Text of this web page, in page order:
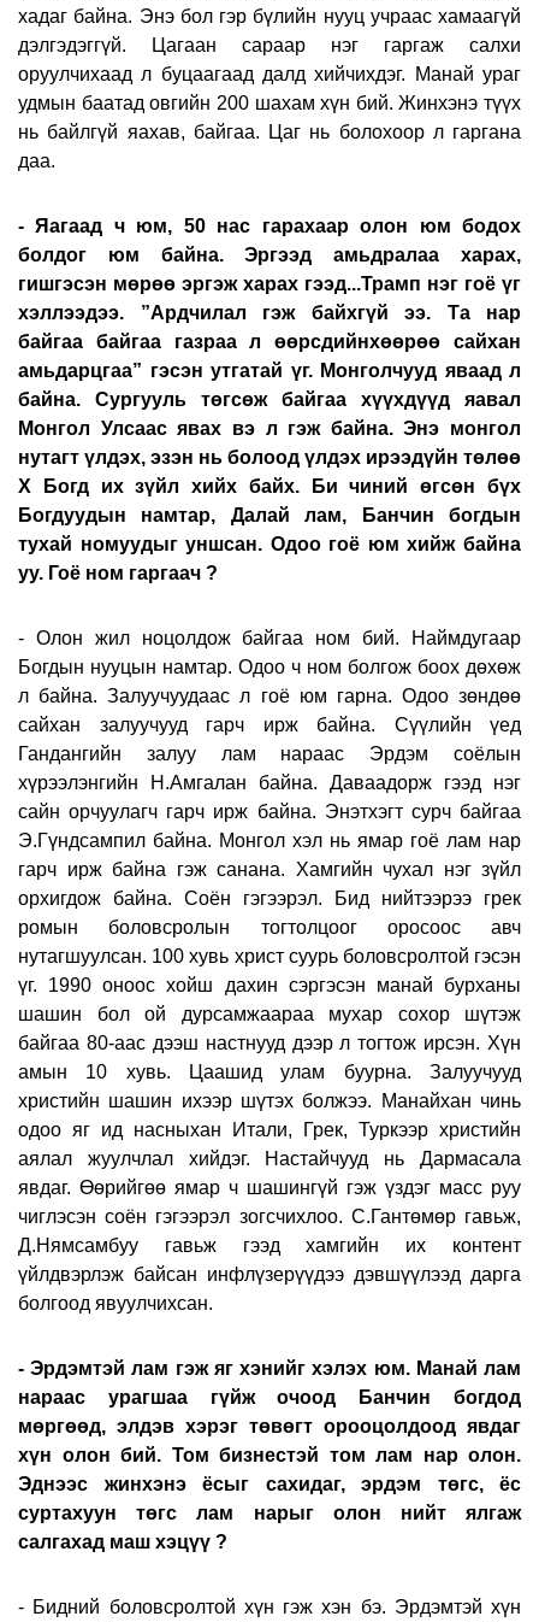
хадаг байна. Энэ бол гэр бүлийн нууц учраас хамаагүй
дэлгэдэггүй. Цагаан сараар нэг гаргаж салхи
оруулчихаад л буцаагаад далд хийчихдэг. Манай ураг
удмын баатад овгийн 200 шахам хүн бий. Жинхэнэ түүх
нь байлгүй яахав, байгаа. Цаг нь болохоор л гаргана
даа.
- Яагаад ч юм, 50 нас гарахаар олон юм бодох
болдог юм байна. Эргээд амьдралаа харах,
гишгэсэн мөрөө эргэж харах гээд...Трамп нэг гоё үг
хэллээдээ. ”Ардчилал гэж байхгүй ээ. Та нар
байгаа байгаа газраа л өөрсдийнхөөрөө сайхан
амьдарцгаа” гэсэн утгатай үг. Монголчууд яваад л
байна. Сургууль төгсөж байгаа хүүхдүүд яавал
Монгол Улсаас явах вэ л гэж байна. Энэ монгол
нутагт үлдэх, эзэн нь болоод үлдэх ирээдүйн төлөө
Х Богд их зүйл хийх байх. Би чиний өгсөн бүх
Богдуудын намтар, Далай лам, Банчин богдын
тухай номуудыг уншсан. Одоо гоё юм хийж байна
уу. Гоё ном гаргаач ?
- Олон жил ноцолдож байгаа ном бий. Наймдугаар
Богдын нууцын намтар. Одоо ч ном болгож боох дөхөж
л байна. Залуучуудаас л гоё юм гарна. Одоо зөндөө
сайхан залуучууд гарч ирж байна. Сүүлийн үед
Гандангийн залуу лам нараас Эрдэм соёлын
хүрээлэнгийн Н.Амгалан байна. Даваадорж гээд нэг
сайн орчуулагч гарч ирж байна. Энэтхэгт сурч байгаа
Э.Гүндсампил байна. Монгол хэл нь ямар гоё лам нар
гарч ирж байна гэж санана. Хамгийн чухал нэг зүйл
орхигдож байна. Соён гэгээрэл. Бид нийтээрээ грек
ромын боловсролын тогтолцоог оросоос авч
нутагшуулсан. 100 хувь христ суурь боловсролтой гэсэн
үг. 1990 оноос хойш дахин сэргэсэн манай бурханы
шашин бол ой дурсамжаараа мухар сохор шүтэж
байгаа 80-аас дээш настнууд дээр л тогтож ирсэн. Хүн
амын 10 хувь. Цаашид улам буурна. Залуучууд
христийн шашин ихээр шүтэх болжээ. Манайхан чинь
одоо яг ид насныхан Итали, Грек, Туркээр христийн
аялал жуулчлал хийдэг. Настайчууд нь Дармасала
явдаг. Өөрийгөө ямар ч шашингүй гэж үздэг масс руу
чиглэсэн соён гэгээрэл зогсчихлоо. С.Гантөмөр гавьж,
Д.Нямсамбуу гавьж гээд хамгийн их контент
үйлдвэрлэж байсан инфлүзерүүдээ дэвшүүлээд дарга
болгоод явуулчихсан.
- Эрдэмтэй лам гэж яг хэнийг хэлэх юм. Манай лам
нараас урагшаа гүйж очоод Банчин богдод
мөргөөд, элдэв хэрэг төвөгт орооцолдоод явдаг
хүн олон бий. Том бизнестэй том лам нар олон.
Эднээс жинхэнэ ёсыг сахидаг, эрдэм төгс, ёс
суртахуун төгс лам нарыг олон нийт ялгаж
салгахад маш хэцүү ?
- Бидний боловсролтой хүн гэж хэн бэ. Эрдэмтэй хүн